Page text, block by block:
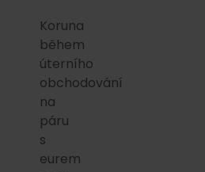
Koruna
během
úterního
obchodování
na
páru
s
eurem